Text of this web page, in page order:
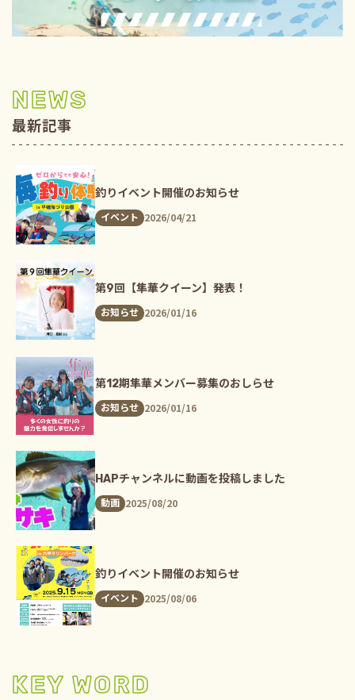
NEWS
最新記事
釣りイベント開催のお知らせ
イベント 2026/04/21
第9回【隼華クイーン】発表！
お知らせ 2026/01/16
第12期隼華メンバー募集のおしらせ
お知らせ 2026/01/16
HAPチャンネルに動画を投稿しました
動画 2025/08/20
釣りイベント開催のお知らせ
イベント 2025/08/06
KEY WORD